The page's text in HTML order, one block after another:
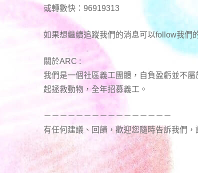
或轉數快：96919313
如果想繼續追蹤我們的消息可以follow我們
關於ARC :
我們是一個社區義工團體，自負盈虧並不
起拯救動物，全年招募義工。
－－－－－－－－－－－－－－－－
有任何建議、回饋，歡迎您隨時告訴我們，